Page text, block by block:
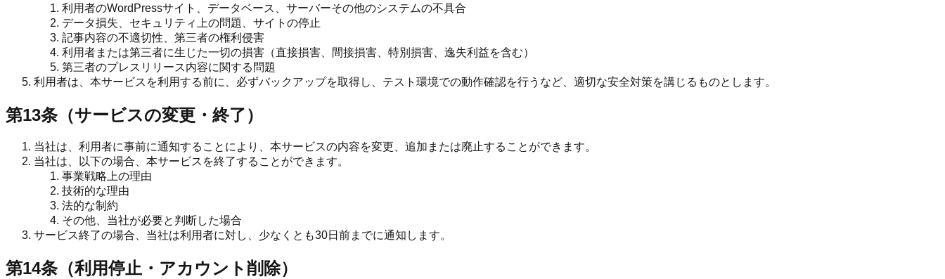
利用者のWordPressサイト、データベース、サーバーその他のシステムの不具合
データ損失、セキュリティ上の問題、サイトの停止
記事内容の不適切性、第三者の権利侵害
利用者または第三者に生じた一切の損害（直接損害、間接損害、特別損害、逸失利益を含む）
第三者のプレスリリース内容に関する問題
利用者は、本サービスを利用する前に、必ずバックアップを取得し、テスト環境での動作確認を行うなど、適切な安全対策を講じるものとします。
第13条（サービスの変更・終了）
当社は、利用者に事前に通知することにより、本サービスの内容を変更、追加または廃止することができます。
当社は、以下の場合、本サービスを終了することができます。
事業戦略上の理由
技術的な理由
法的な制約
その他、当社が必要と判断した場合
サービス終了の場合、当社は利用者に対し、少なくとも30日前までに通知します。
第14条（利用停止・アカウント削除）